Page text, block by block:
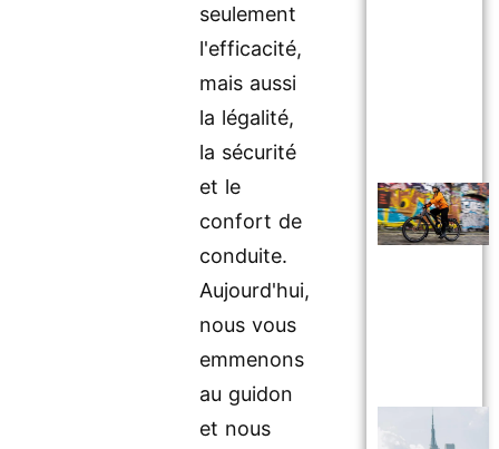
seulement
l'efficacité,
mais aussi
la légalité,
la sécurité
et le
confort de
conduite.
Aujourd'hui,
nous vous
emmenons
au guidon
et nous